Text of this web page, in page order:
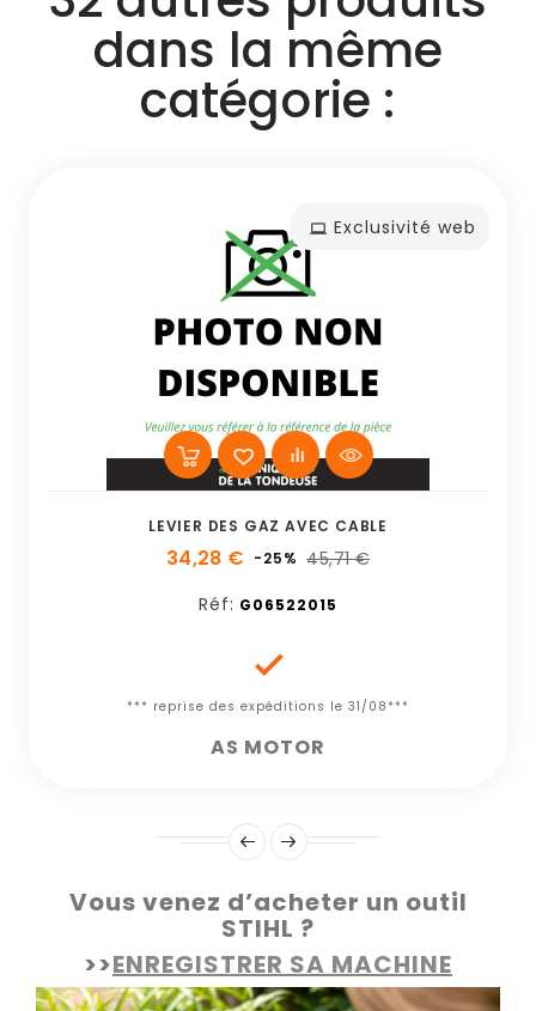
dans la même
catégorie :
Exclusivité web
LEVIER DES GAZ AVEC CABLE
34,28 € -25% 45,71 €
Réf: G06522015

*** reprise des expéditions le 31/08***
AS MOTOR
Vous venez d’acheter un outil
STIHL ?
>>ENREGISTRER SA MACHINE